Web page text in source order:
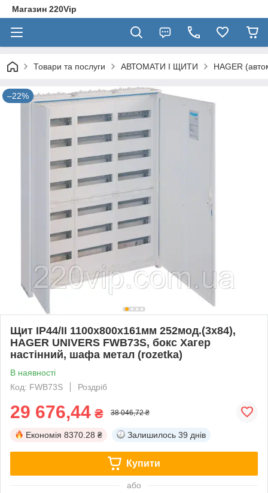
Магазин 220Vip
Товари та послуги АВТОМАТИ І ЩИТИ HAGER
–22%
Щит IP44/II 1100x800x161мм 252мод.(3x84),
HAGER UNIVERS FWB73S, бокс Хагер
настінний, шафа метал (rozetka)
В наявності
Код: FWB73S
Роздріб
29 676,44 ₴ 38 046,72 ₴
Економія 8370.28 ₴ Залишилось 39 днів
Купити
або